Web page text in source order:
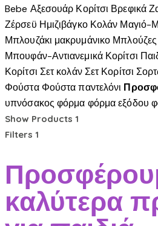
Bebe Αξεσουάρ Κορίτσι Βρεφικά
Ζέρσεϋ Ημιζιβάγκο Κολάν Μαγιό-
Μπλουζάκι μακρυμάνικο Μπλούζες
Μπουφάν-Αντιανεμικά Κορίτσι
Κορίτσι Σετ κολάν Σετ Κορίτσι
Φούστα Φούστα παντελόνι
υπνόσακος φόρμα φόρμα εξόδου
Show Products 1
Filters 1
καλύτερα